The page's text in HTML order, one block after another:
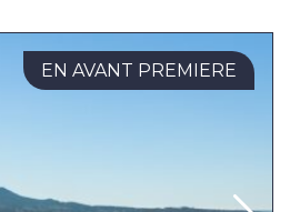
EN AVANT PREMIERE